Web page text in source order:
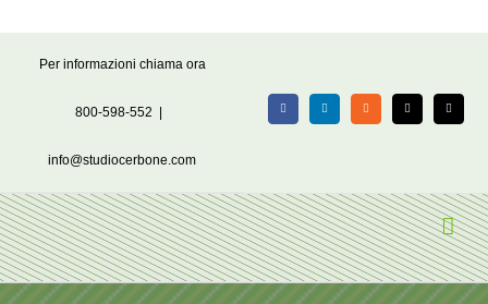
Per informazioni chiama ora
800-598-552
info@studiocerbone.com
FacebookLinkedIn Rss X Email